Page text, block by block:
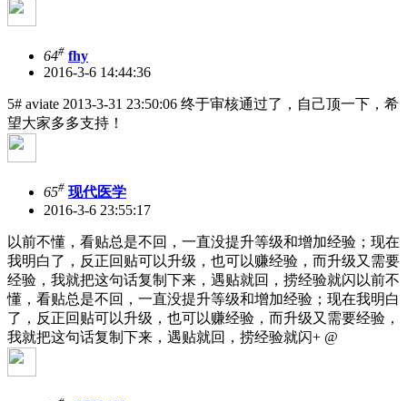
64# fhy
2016-3-6 14:44:36
5# aviate 2013-3-31 23:50:06 终于审核通过了，自己顶一下，希
望大家多多支持！
65# 现代医学
2016-3-6 23:55:17
以前不懂，看贴总是不回，一直没提升等级和增加经验；现在
我明白了，反正回贴可以升级，也可以赚经验，而升级又需要
经验，我就把这句话复制下来，遇贴就回，捞经验就闪以前不
懂，看贴总是不回，一直没提升等级和增加经验；现在我明白
了，反正回贴可以升级，也可以赚经验，而升级又需要经验，
我就把这句话复制下来，遇贴就回，捞经验就闪+ @